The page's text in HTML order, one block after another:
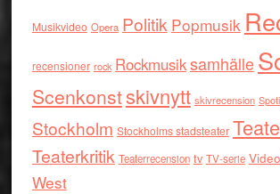
Musikvideo Opera Politik Popmusik
recensioner rock Rockmusiksamhälle
Scenkonstskivnytt skivrecension
Stockholm Stockholms stadsteater
Teaterkritik Teaterrecension tv TV-serie Video
West